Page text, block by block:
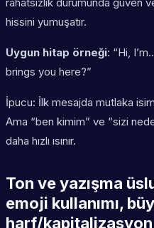
hissini yumuşatır.
Uygun hitap örneği: “Hi,
brings you here?”
İpucu: İlk mesajda mutlaka
Ama “ben kimim” ve “sizi
daha hızlı ısınır.
Ton ve yazışma
emoji kullanımı,
harf/kapitalizasyon